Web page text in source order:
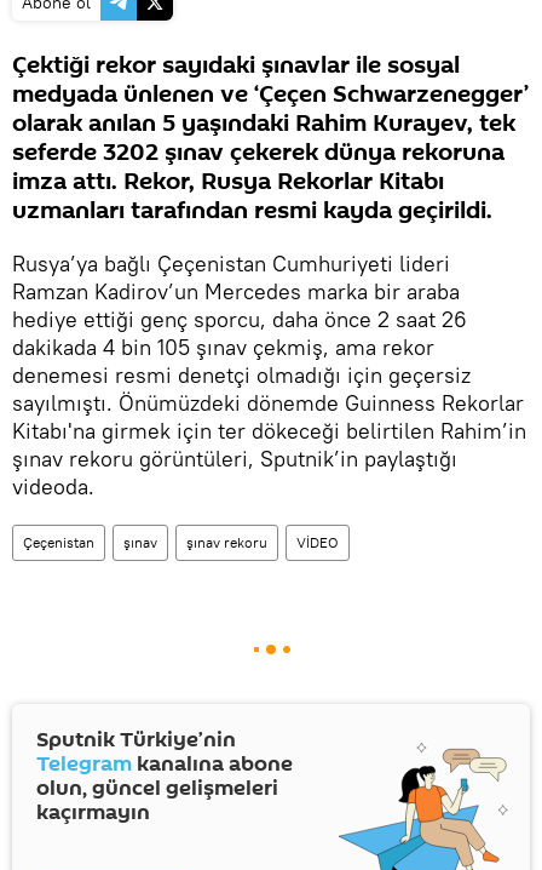
Çektiği rekor sayıdaki şınavlar ile sosyal
medyada ünlenen ve ‘Çeçen Schwarzenegger’
olarak anılan 5 yaşındaki Rahim Kurayev, tek
seferde 3202 şınav çekerek dünya rekoruna
imza attı. Rekor, Rusya Rekorlar Kitabı
uzmanları tarafından resmi kayda geçirildi.
Rusya’ya bağlı Çeçenistan Cumhuriyeti lideri
Ramzan Kadirov’un Mercedes marka bir araba
hediye ettiği genç sporcu, daha önce 2 saat 26
dakikada 4 bin 105 şınav çekmiş, ama rekor
denemesi resmi denetçi olmadığı için geçersiz
sayılmıştı. Önümüzdeki dönemde Guinness Rekorlar
Kitabı'na girmek için ter dökeceği belirtilen Rahim’in
şınav rekoru görüntüleri, Sputnik’in paylaştığı
videoda.
Çeçenistan şınav şınav rekoru VİDEO
Sputnik Türkiye’nin
Telegram kanalına abone
olun, güncel gelişmeleri
kaçırmayın